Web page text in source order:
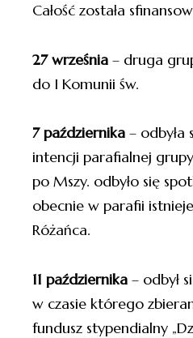
Całość została
27 września – druga
do I Komunii św.
7 października – odbyła
intencji parafialnej
po Mszy. odbyło się
obecnie w parafii
Różańca.
11 października – odbył
w czasie którego
fundusz stypendialny